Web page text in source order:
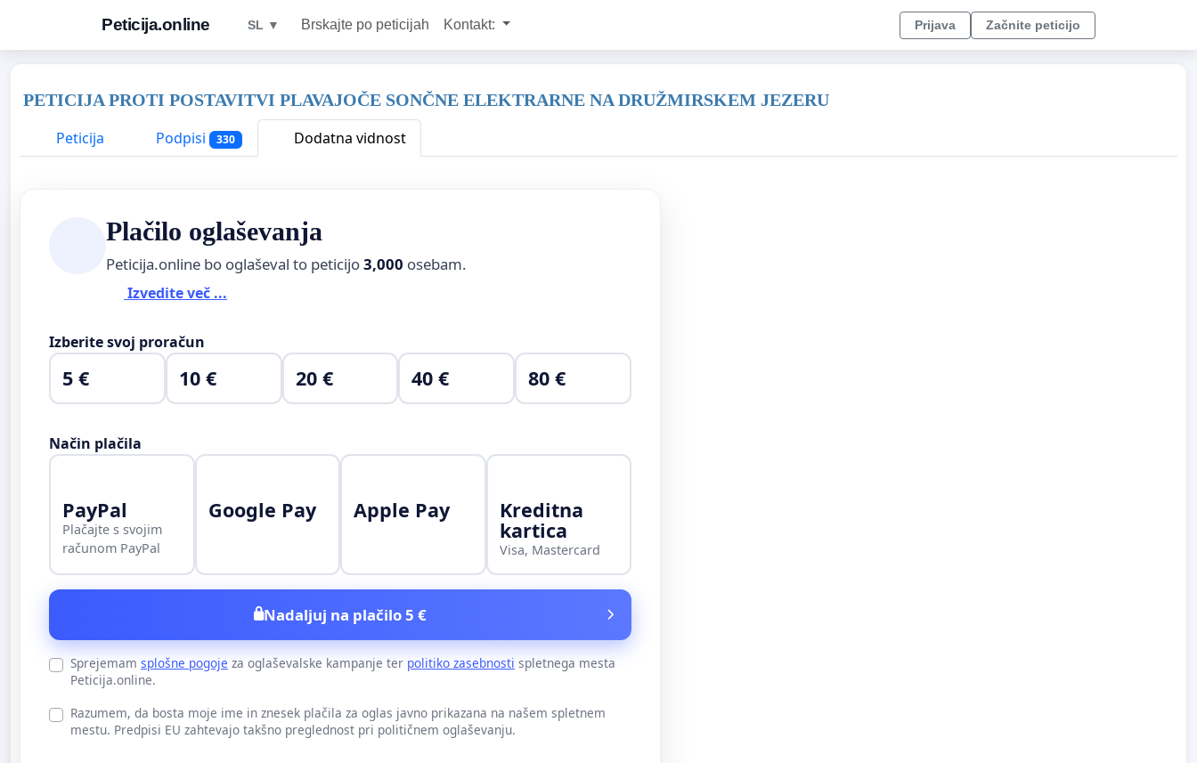
Peticija.online SL ▼ Brskajte po peticijah Kontakt: Prijava Začnite peticijo
PETICIJA PROTI POSTAVITVI PLAVAJOČE SONČNE ELEKTRARNE NA DRUŽMIRSKEM JEZERU
Peticija
Podpisi 330 Dodatna vidnost
Plačilo oglaševanja
Peticija.online bo oglaševal to peticijo3,000 osebam.
Izvedite več ...
Izberite svoj proračun
5 € 10 € 20 € 40 € 80 €
Način plačila
PayPal
Plačajte s svojim
računom PayPal
Google Pay Apple Pay Kreditna
kartica
Visa, Mastercard
Nadaljuj na plačilo 5 €
Sprejemam splošne pogoje za oglaševalske kampanje ter politiko zasebnosti spletnega mesta
Peticija.online.
Razumem, da bosta moje ime in znesek plačila za oglas javno prikazana na našem spletnem
mestu. Predpisi EU zahtevajo takšno preglednost pri političnem oglaševanju.